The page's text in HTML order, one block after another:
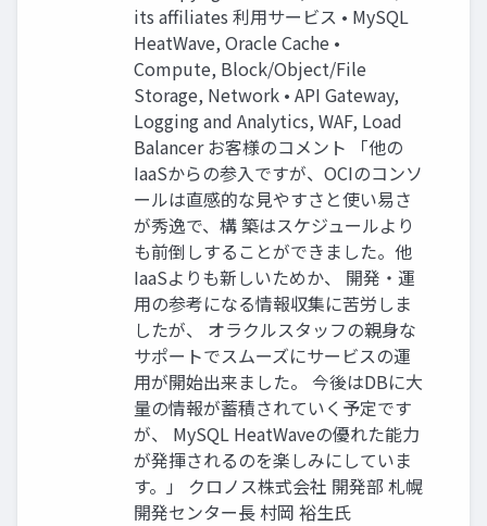
its affiliates 利用サービス • MySQL
HeatWave, Oracle Cache •
Compute, Block/Object/File
Storage, Network • API Gateway,
Logging and Analytics, WAF, Load
Balancer お客様のコメント 「他の
IaaSからの参入ですが、OCIのコンソ
ールは直感的な見やすさと使い易さ
が秀逸で、構 築はスケジュールより
も前倒しすることができました。他
IaaSよりも新しいためか、 開発・運
用の参考になる情報収集に苦労しま
したが、 オラクルスタッフの親身な
サポートでスムーズにサービスの運
用が開始出来ました。 今後はDBに大
量の情報が蓄積されていく予定です
が、 MySQL HeatWaveの優れた能力
が発揮されるのを楽しみにしていま
す。」 クロノス株式会社 開発部 札幌
開発センター長 村岡 裕生氏